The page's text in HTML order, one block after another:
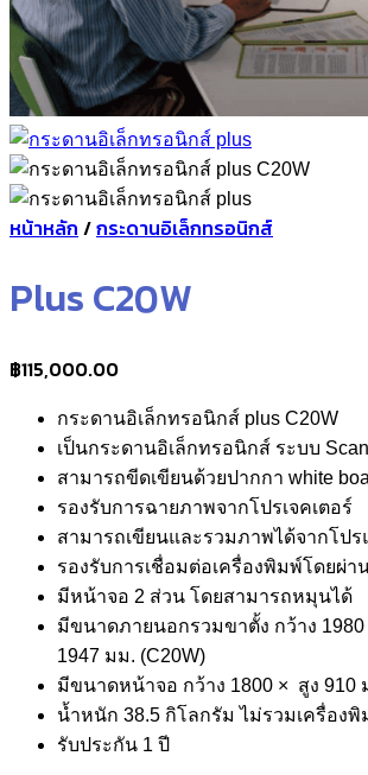
หน้าหลัก /กระดานอิเล็กทรอนิกส์
Plus C20W
฿115,000.00
กระดานอิเล็กทรอนิกส์ plus C20W
เป็นกระดานอิเล็กทรอนิกส์ ระบบ
สามารถขีดเขียนด้วยปากกา white
รองรับการฉายภาพจากโปรเจคเตอร์
สามารถเขียนและรวมภาพได้จากโป
รองรับการเชื่อมต่อเครื่องพิมพ์โดยผ่า
มีหน้าจอ 2 ส่วน โดยสามารถหมุนได้
มีขนาดภายนอกรวมขาตั้ง กว้าง 1980
1947 มม. (C20W)
มีขนาดหน้าจอ กว้าง 1800 × สูง 910
น้ำหนัก 38.5 กิโลกรัม ไม่รวมเครื่องพิ
รับประกัน 1 ปี